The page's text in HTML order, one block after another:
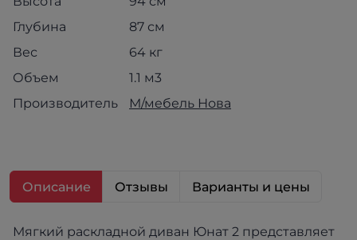
Глубина
87 см
Вес
64 кг
Объем
1.1 м3
Производитель
М/мебель Нова
Описание Отзывы Варианты и цены
Мягкий раскладной диван Юнат 2 представляет